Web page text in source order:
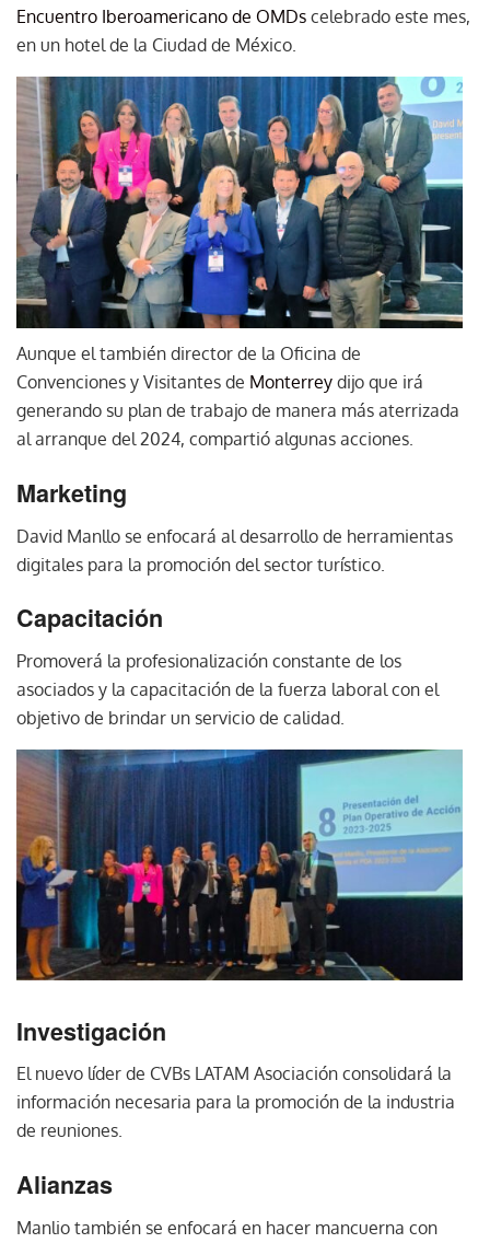
Encuentro Iberoamericano de OMDs celebrado este mes,
en un hotel de la Ciudad de México.
Aunque el también director de la Oficina de
Convenciones y Visitantes de Monterrey dijo que irá
generando su plan de trabajo de manera más aterrizada
al arranque del 2024, compartió algunas acciones.
Marketing
David Manllo se enfocará al desarrollo de herramientas
digitales para la promoción del sector turístico.
Capacitación
Promoverá la profesionalización constante de los
asociados y la capacitación de la fuerza laboral con el
objetivo de brindar un servicio de calidad.
Investigación
El nuevo líder de CVBs LATAM Asociación consolidará la
información necesaria para la promoción de la industria
de reuniones.
Alianzas
Manlio también se enfocará en hacer mancuerna con